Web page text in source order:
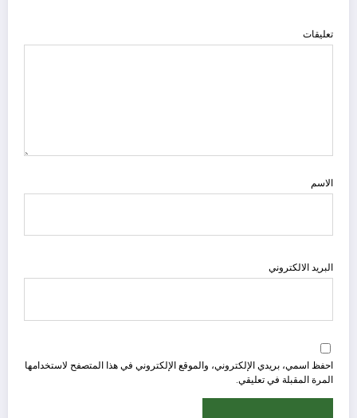
تعليقات
الاسم
البريد الالكتروني
احفظ اسمي، بريدي الإلكتروني، والموقع الإلكتروني في هذا المتصفح لاستخدامها
المرة المقبلة في تعليقي.